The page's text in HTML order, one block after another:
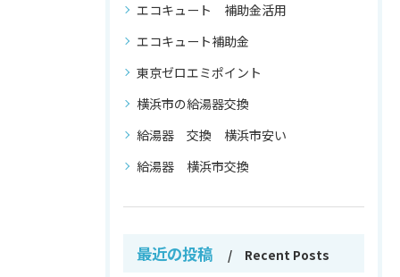
エコキュート 補助金活用
エコキュート補助金
東京ゼロエミポイント
横浜市の給湯器交換
給湯器 交換 横浜市安い
給湯器 横浜市交換
最近の投稿 Recent Posts